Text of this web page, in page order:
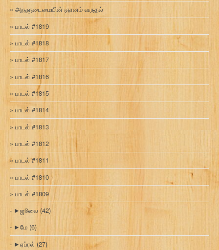
அருளுடைமையின் ஞானம் வருதல்
பாடல் #1819
பாடல் #1818
பாடல் #1817
பாடல் #1816
பாடல் #1815
பாடல் #1814
பாடல் #1813
பாடல் #1812
பாடல் #1811
பாடல் #1810
பாடல் #1809
►ஜூலை (42)
►மே (6)
►ஏப்ரல் (27)